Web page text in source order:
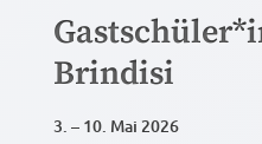
Brindisi
3. – 10. Mai 2026